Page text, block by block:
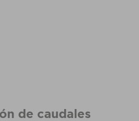
de caudales